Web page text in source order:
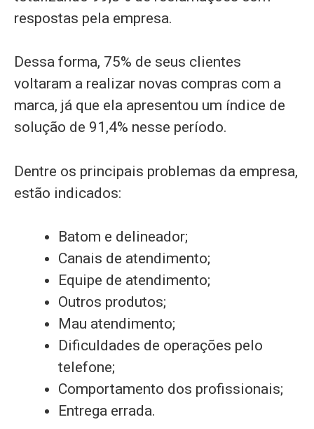
respostas pela empresa.
Dessa forma, 75% de seus clientes
voltaram a realizar novas compras com a
marca, já que ela apresentou um índice de
solução de 91,4% nesse período.
Dentre os principais problemas da empresa,
estão indicados:
Batom e delineador;
Canais de atendimento;
Equipe de atendimento;
Outros produtos;
Mau atendimento;
Dificuldades de operações pelo
telefone;
Comportamento dos profissionais;
Entrega errada.